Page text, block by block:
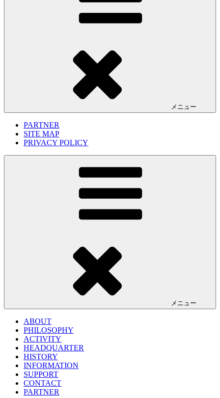
メニュー
PARTNER
SITE MAP
PRIVACY POLICY
メニュー
ABOUT
PHILOSOPHY
ACTIVITY
HEADQUARTER
HISTORY
INFORMATION
SUPPORT
CONTACT
PARTNER